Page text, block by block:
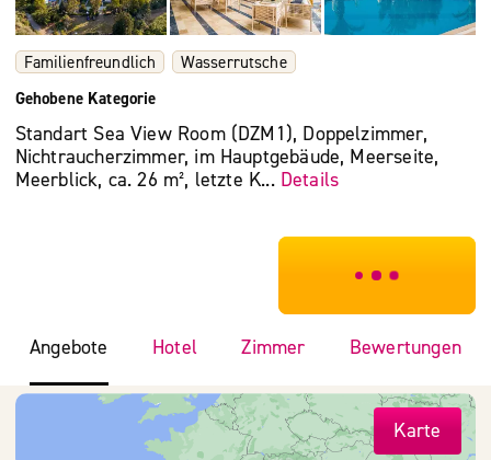
Familienfreundlich
Wasserrutsche
Gehobene Kategorie
Standart Sea View Room (DZM1), Doppelzimmer,
Nichtraucherzimmer, im Hauptgebäude, Meerseite,
Meerblick, ca. 26 m², letzte K... Details
***************
Angebote Hotel Zimmer Bewertungen
Karte